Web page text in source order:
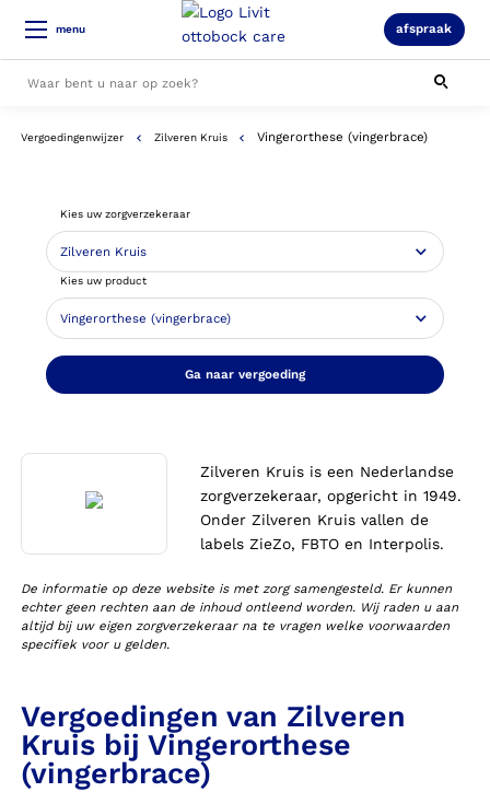
menu afspraak
Alle resultaten
Vergoedingenwijzer Zilveren Kruis Vingerorthese (vingerbrace)
Kies uw zorgverzekeraar
Kies uw product
Ga naar vergoeding
Zilveren Kruis is een Nederlandse
zorgverzekeraar, opgericht in 1949.
Onder Zilveren Kruis vallen de
labels ZieZo, FBTO en Interpolis.
De informatie op deze website is met zorg samengesteld. Er kunnen
echter geen rechten aan de inhoud ontleend worden. Wij raden u aan
altijd bij uw eigen zorgverzekeraar na te vragen welke voorwaarden
specifiek voor u gelden.
Vergoedingen van Zilveren
Kruis bij Vingerorthese
(vingerbrace)